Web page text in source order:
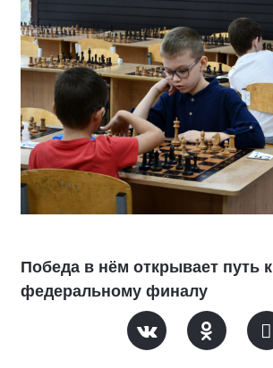
Победа в нём открывает путь к
федеральному финалу